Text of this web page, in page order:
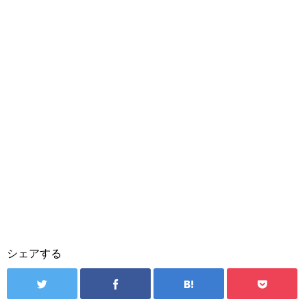
シェアする